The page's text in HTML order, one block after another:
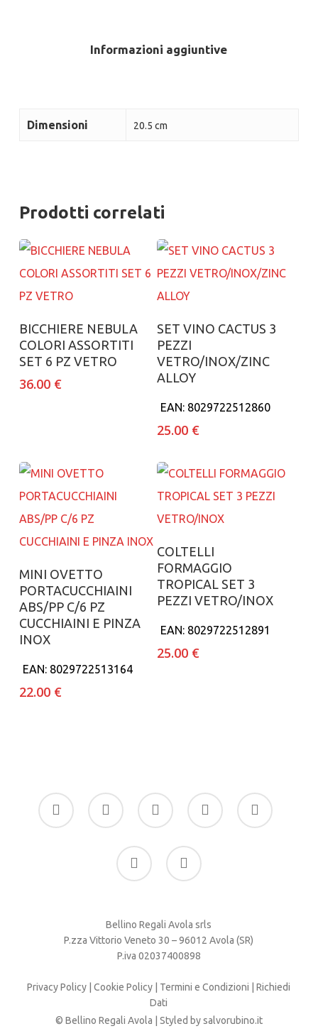
Informazioni aggiuntive
Dimensioni 20.5 cm
Prodotti correlati
Aggiungi al carrello
BICCHIERE NEBULA
COLORI ASSORTITI
SET 6 PZ VETRO
36.00 €
Aggiungi al carrello
SET VINO CACTUS 3
PEZZI
VETRO/INOX/ZINC
ALLOY
EAN: 8029722512860
25.00 €
Aggiungi al carrello
MINI OVETTO
PORTACUCCHIAINI
ABS/PP C/6 PZ
CUCCHIAINI E PINZA
INOX
EAN: 8029722513164
22.00 €
Aggiungi al carrello
COLTELLI
FORMAGGIO
TROPICAL SET 3
PEZZI VETRO/INOX
EAN: 8029722512891
25.00 €
facebook
google-
plus
instagram whatsapp tiktok
phone email
Bellino Regali Avola srls
P.zza Vittorio Veneto 30 – 96012 Avola (SR)
P.iva 02037400898
Privacy Policy |Cookie Policy Termini e Condizioni |Richiedi
Dati
© Bellino Regali Avola | Styled bysalvorubino.it